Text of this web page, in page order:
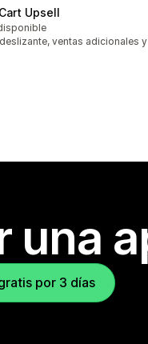
Upsell
ventas adicionales y
una
por 3 días